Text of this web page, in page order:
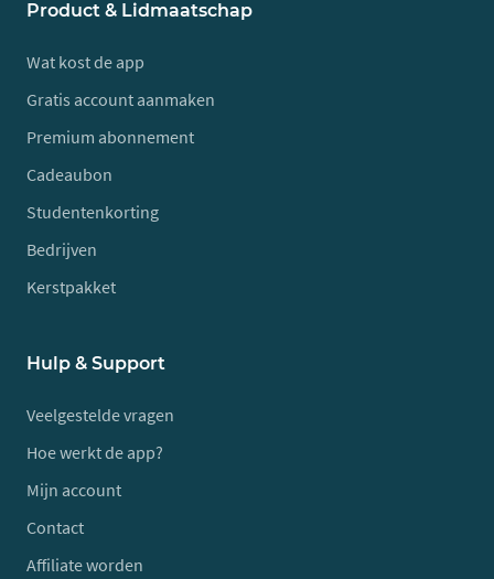
Product & Lidmaatschap
Wat kost de app
Gratis account aanmaken
Premium abonnement
Cadeaubon
Studentenkorting
Bedrijven
Kerstpakket
Hulp & Support
Veelgestelde vragen
Hoe werkt de app?
Mijn account
Contact
Affiliate worden